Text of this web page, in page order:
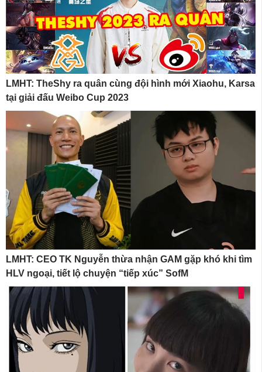
LMHT: TheShy ra quân cùng đội hình mới Xiaohu, Karsa
tại giải đấu Weibo Cup 2023
LMHT: CEO TK Nguyễn thừa nhận GAM gặp khó khi tìm
HLV ngoại, tiết lộ chuyện “tiếp xúc” SofM